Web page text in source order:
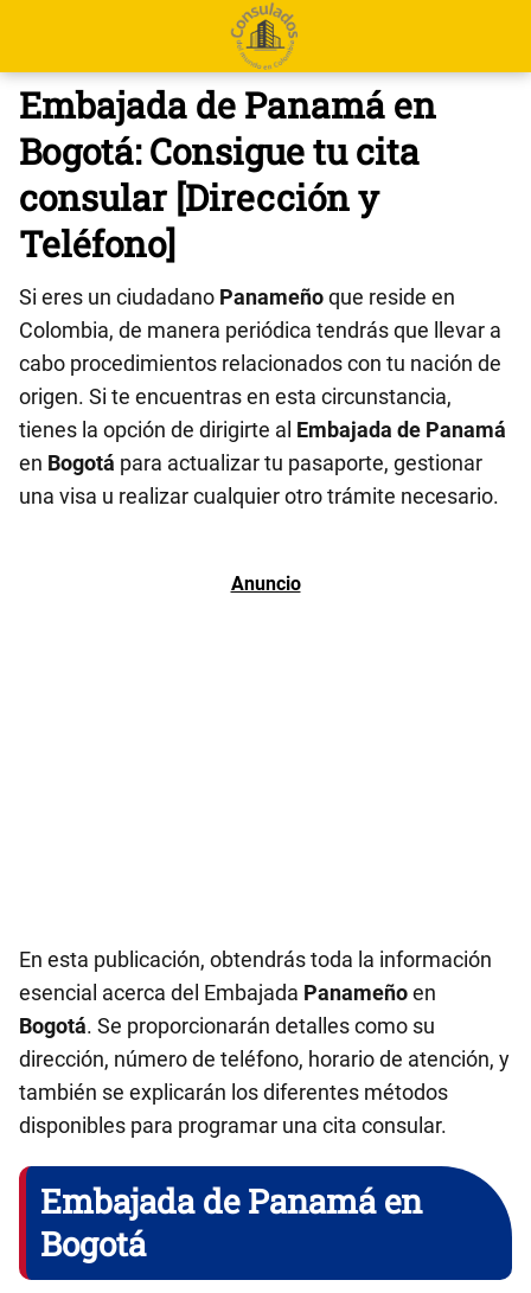
Embajada de Panamá en
Bogotá: Consigue tu cita
consular [Dirección y
Teléfono]
Si eres un ciudadano Panameñoque reside en
Colombia, de manera periódica tendrás que llevar a
cabo procedimientos relacionados con tu nación de
origen. Si te encuentras en esta circunstancia,
tienes la opción de dirigirte al Embajada de Panamá
en Bogotá para actualizar tu pasaporte, gestionar
una visa u realizar cualquier otro trámite necesario.
En esta publicación, obtendrás toda la información
esencial acerca del Embajada Panameñoen
Bogotá. Se proporcionarán detalles como su
dirección, número de teléfono, horario de atención, y
también se explicarán los diferentes métodos
disponibles para programar una cita consular.
Embajada de Panamá en
Bogotá